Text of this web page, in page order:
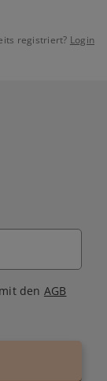
registriert? Login
den AGB